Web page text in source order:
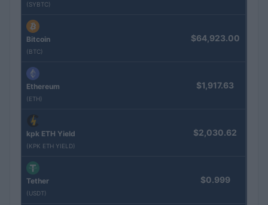
(SYBTC)
Bitcoin
(BTC)
$64,923.00
Ethereum
(ETH)
$1,917.63
kpk ETH Yield
(KPK ETH YIELD)
$2,030.62
Tether
(USDT)
$0.999